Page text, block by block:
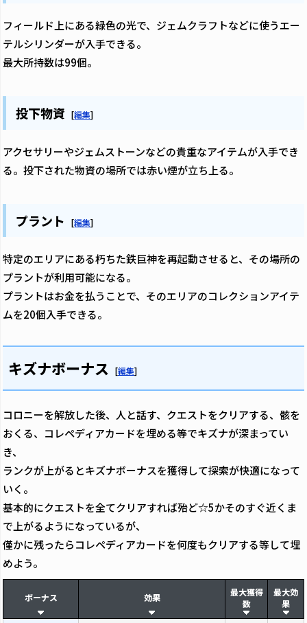
フィールド上にある緑色の光で、ジェムクラフトなどに使うエー
テルシリンダーが入手できる。
最大所持数は99個。
投下物資 [編集]
アクセサリーやジェムストーンなどの貴重なアイテムが入手でき
る。投下された物資の場所では赤い煙が立ち上る。
プラント [編集]
特定のエリアにある朽ちた鉄巨神を再起動させると、その場所の
プラントが利用可能になる。
プラントはお金を払うことで、そのエリアのコレクションアイテ
ムを20個入手できる。
キズナボーナス [編集]
コロニーを解放した後、人と話す、クエストをクリアする、骸を
おくる、コレペディアカードを埋める等でキズナが深まってい
き、
ランクが上がるとキズナボーナスを獲得して探索が快適になって
いく。
基本的にクエストを全てクリアすれば殆ど☆5かそのすぐ近くま
で上がるようになっているが、
僅かに残ったらコレペディアカードを何度もクリアする等して埋
めよう。
ボーナス 効果
最大獲得
数
最大効
果